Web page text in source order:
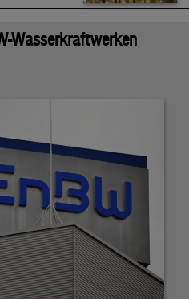
Wasserkraftwerken